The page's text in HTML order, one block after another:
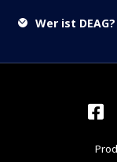
Wer ist DEAG?